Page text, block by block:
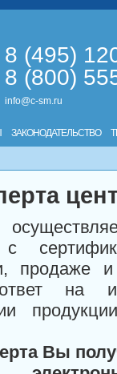
8 (495)
8 (800)
info@c-sm.ru
ЗАКОНОДАТЕЛЬСТВО
с
продаже и
на
Вы